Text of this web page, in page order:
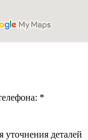
*
деталей